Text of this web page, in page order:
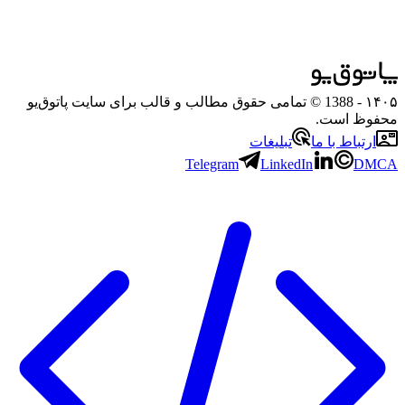
۱۴۰۵
- 1388 © تمامی حقوق مطالب و قالب برای سایت پاتوق‌یو
محفوظ است.
ارتباط با ما
تبلیغات
Telegram
LinkedIn DMCA